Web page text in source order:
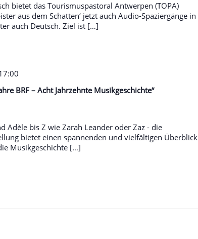
bietet das Tourismuspastoral Antwerpen (TOPA)
aus dem Schatten‘ jetzt auch Audio-Spaziergänge in
auch Deutsch. Ziel ist […]
BRF – Acht Jahrzehnte Musikgeschichte“
Adèle bis Z wie Zarah Leander oder Zaz - die
bietet einen spannenden und vielfältigen Überblick
Musikgeschichte […]